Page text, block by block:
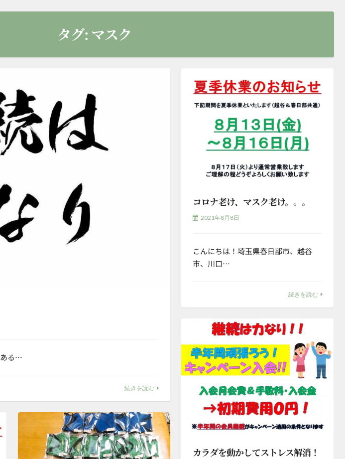
タグ: マスク
ある…
続きを読む
コロナ老け、マスク老け。。。
2021年8月8日
こんにちは！埼玉県春日部市、越谷
市、川口…
続きを読む
カラダを動かしてストレス解消！